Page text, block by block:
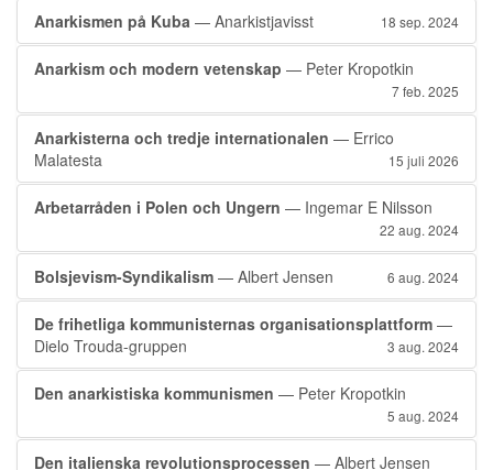
Anarkismen på Kuba — Anarkistjavisst 18 sep. 2024
Anarkism och modern vetenskap — Peter Kropotkin
7 feb. 2025
Anarkisterna och tredje internationalen — Errico
Malatesta
15 juli 2026
Arbetarråden i Polen och Ungern — Ingemar E Nilsson
22 aug. 2024
Bolsjevism-Syndikalism — Albert Jensen 6 aug. 2024
De frihetliga kommunisternas organisationsplattform —
Dielo Trouda-gruppen
3 aug. 2024
Den anarkistiska kommunismen — Peter Kropotkin
5 aug. 2024
Den italienska revolutionsprocessen — Albert Jensen